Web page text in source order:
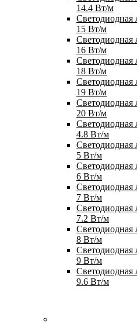
14.4 Вт/м
Светодиодная
15 Вт/м
Светодиодная
16 Вт/м
Светодиодная
18 Вт/м
Светодиодная
19 Вт/м
Светодиодная
20 Вт/м
Светодиодная
4.8 Вт/м
Светодиодная
5 Вт/м
Светодиодная
6 Вт/м
Светодиодная
7 Вт/м
Светодиодная
7.2 Вт/м
Светодиодная
8 Вт/м
Светодиодная
9 Вт/м
Светодиодная
9.6 Вт/м